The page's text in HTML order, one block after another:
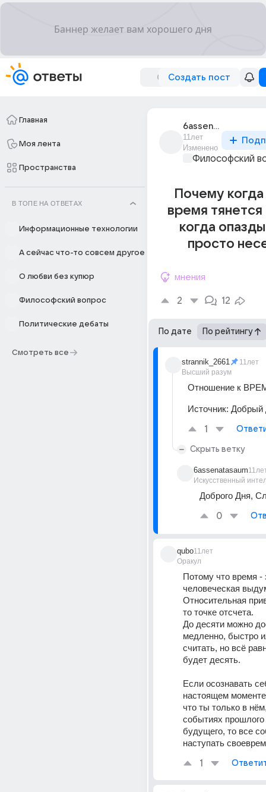
Создать пост
Главная
Моя лента
Пространства
В ТОПЕ НА ОТВЕТАХ
Информационные технологии
А сейчас что-то совсем другое
О любви без купюр
Философский вопрос
Политические дебаты
Смотреть все
6assenatasaum
11лет
Изменено
Философский
Почему
время тянется
когда
просто
мнения
2 12
По дате По рейтингу
strannik_2661
Высший разум
11лет
Отношение к
Источник: Добрый
1
Скрыть ветку
6assenatasaum
Искусственный
Доброго Дня,
0
qubo
Оракул
11лет
Потому что время -
человеческая
Относительная
то точке отсчета.
До десяти можно
медленно, быстро
считать, но всё
будет десять.
Если осознавать
настоящем
что ты только в
событиях
будущего, то все
наступать
1